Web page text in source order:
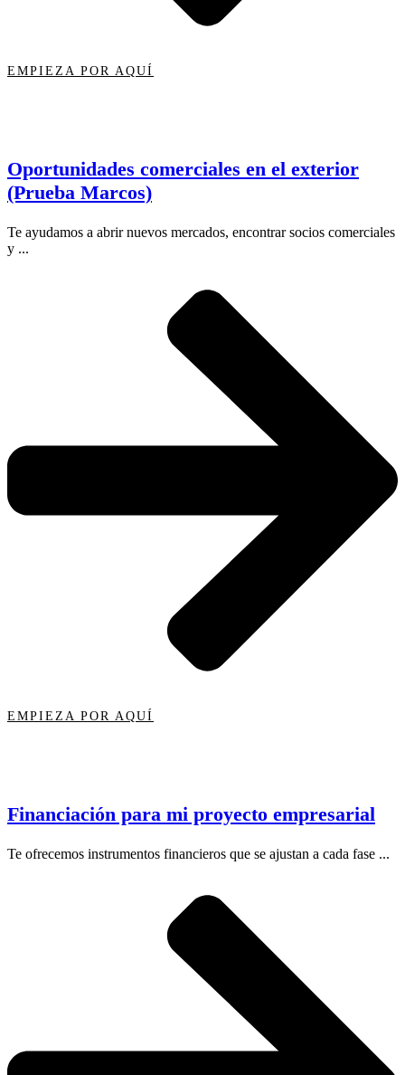
EMPIEZA POR AQUÍ
Oportunidades comerciales en el exterior
(Prueba Marcos)
Te ayudamos a abrir nuevos mercados, encontrar socios comerciales
y ...
EMPIEZA POR AQUÍ
Financiación para mi proyecto empresarial
Te ofrecemos instrumentos financieros que se ajustan a cada fase ...